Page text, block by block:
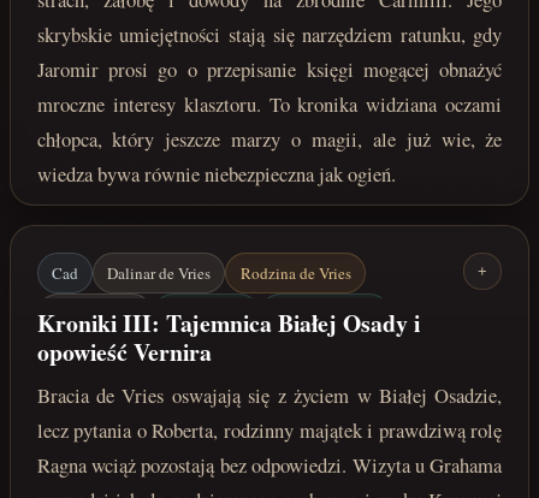
skrybskie umiejętności stają się narzędziem ratunku, gdy
Jaromir prosi go o przepisanie księgi mogącej obnażyć
mroczne interesy klasztoru. To kronika widziana oczami
chłopca, który jeszcze marzy o magii, ale już wie, że
wiedza bywa równie niebezpieczna jak ogień.
Cad Dalinar de Vries
Rodzina de Vries
Vernir / Ragn
Biała Osada
Robert de Vries
Graham
Krwawa Róża
lata 213-215 po Zaćmieniu
+
Kroniki III: Tajemnica Białej Osady i
opowieść Vernira
Bracia de Vries oswajają się z życiem w Białej Osadzie,
lecz pytania o Roberta, rodzinny majątek i prawdziwą rolę
Ragna wciąż pozostają bez odpowiedzi. Wizyta u Grahama